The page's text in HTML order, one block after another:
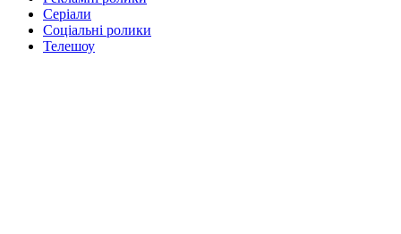
Серіали
Соціальні ролики
Телешоу